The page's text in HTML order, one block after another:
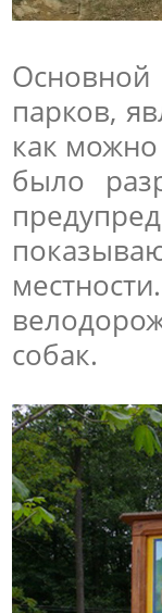
парков,
как
было
собак.